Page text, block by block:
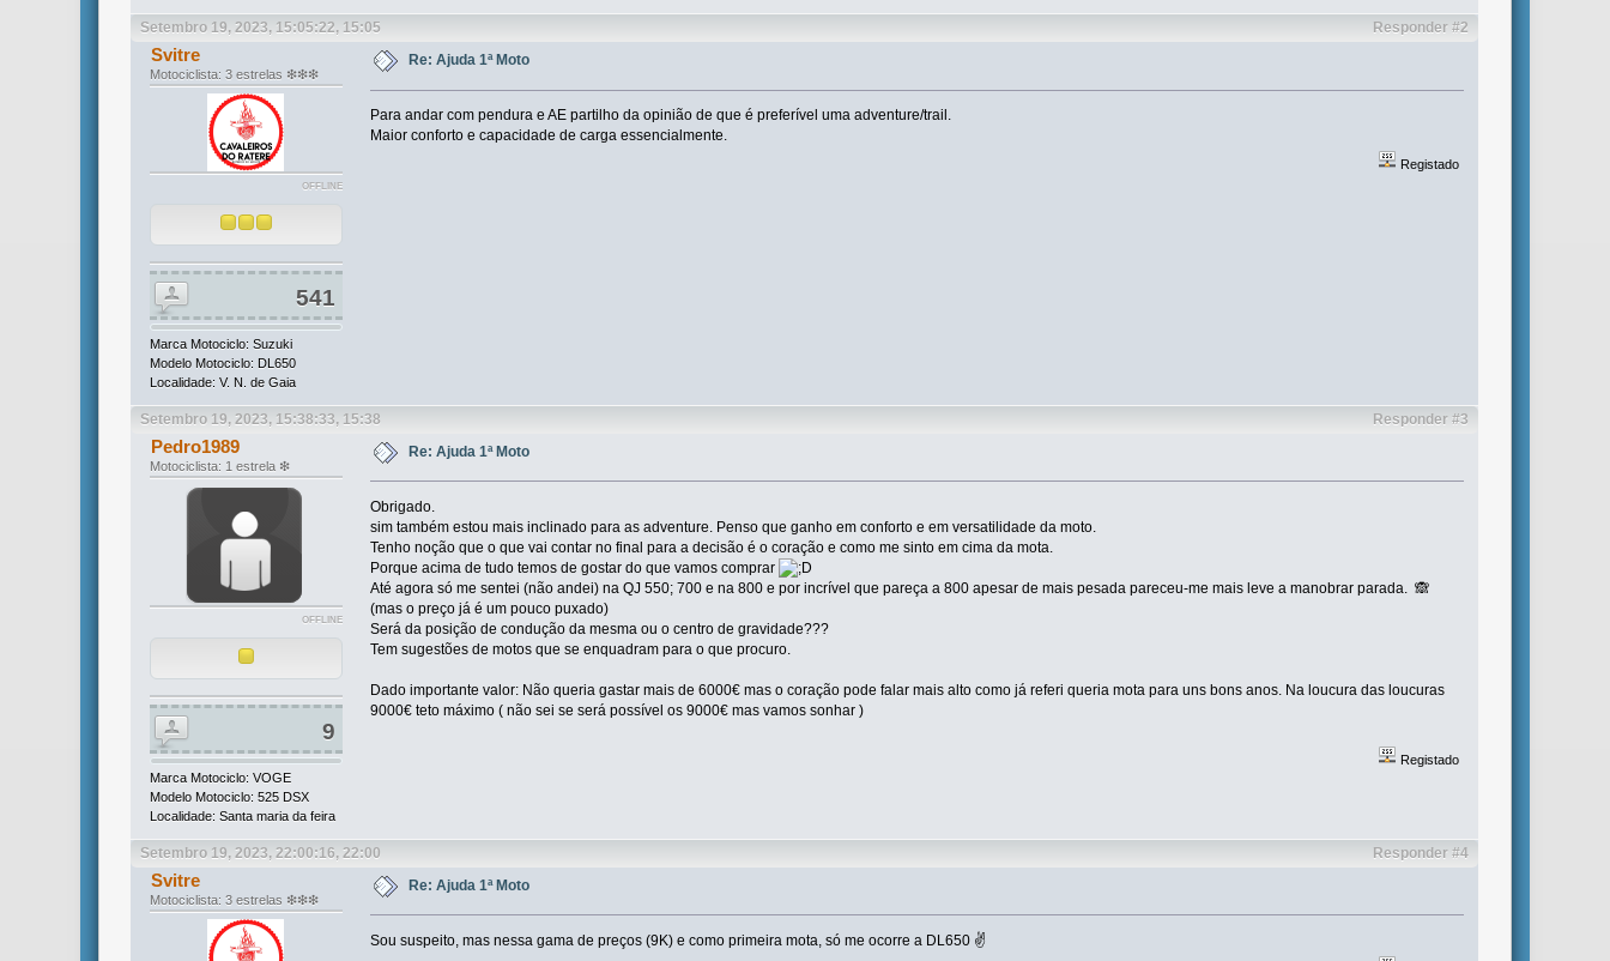
Setembro 19, 2023, 15:05:22, 15:05 Responder #2
Svitre
Motociclista: 3 estrelas ❇❇❇
OFFLINE
541
Marca Motociclo: Suzuki
Modelo Motociclo: DL650
Localidade: V. N. de Gaia
Re: Ajuda 1ª Moto
Para andar com pendura e AE partilho da opinião de que é preferível uma adventure/trail.
Maior conforto e capacidade de carga essencialmente.
Registado
Setembro 19, 2023, 15:38:33, 15:38 Responder #3
Pedro1989
Motociclista: 1 estrela ❇
OFFLINE
9
Marca Motociclo: VOGE
Modelo Motociclo: 525 DSX
Localidade: Santa maria da feira
Re: Ajuda 1ª Moto
Obrigado.
sim também estou mais inclinado para as adventure. Penso que ganho em conforto e em versatilidade da moto.
Tenho noção que o que vai contar no final para a decisão é o coração e como me sinto em cima da mota.
Porque acima de tudo temos de gostar do que vamos comprar
Até agora só me sentei (não andei) na QJ 550; 700 e na 800 e por incrível que pareça a 800 apesar de mais pesada pareceu-me mais leve a manobrar parada. 🙈
(mas o preço já é um pouco puxado)
Será da posição de condução da mesma ou o centro de gravidade???
Tem sugestões de motos que se enquadram para o que procuro.
Dado importante valor: Não queria gastar mais de 6000€ mas o coração pode falar mais alto como já referi queria mota para uns bons anos. Na loucura das loucuras
9000€ teto máximo ( não sei se será possível os 9000€ mas vamos sonhar )
Registado
Setembro 19, 2023, 22:00:16, 22:00 Responder #4
Svitre
Motociclista: 3 estrelas ❇❇❇
Re: Ajuda 1ª Moto
Sou suspeito, mas nessa gama de preços (9K) e como primeira mota, só me ocorre a DL650 ✌️